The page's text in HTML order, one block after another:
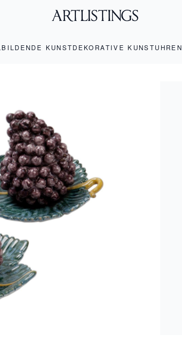
BILDENDE KUNSTDEKORATIVE KUNSTUHREN